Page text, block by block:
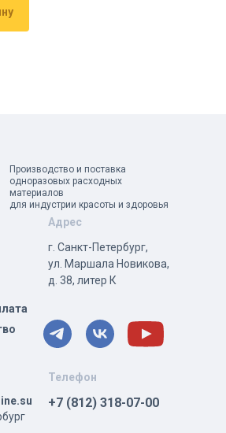
Производство и поставка
одноразовых расходных
материалов
для индустрии красоты и здоровья
Адрес
Телефон
г. Санкт-Петербург,
ул. Маршала Новикова,
д. 38, литер К
+7 (812) 318-07-00